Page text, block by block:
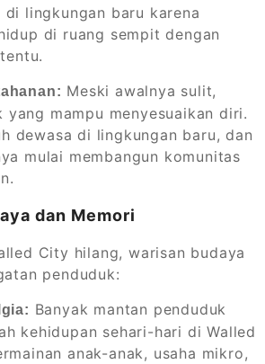
lingkungan baru karena
di ruang sempit dengan
Meski awalnya sulit,
yang mampu menyesuaikan diri.
dewasa di lingkungan baru, dan
mulai membangun komunitas
dan Memori
City hilang, warisan budaya
penduduk:
Banyak mantan penduduk
kehidupan sehari-hari di Walled
anak-anak, usaha mikro,